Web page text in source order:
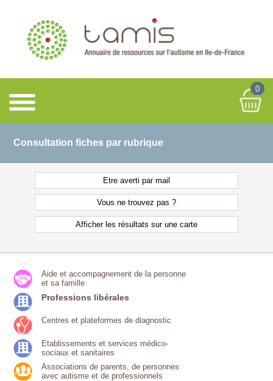
0
Consultation fiches par rubrique
Etre averti par mail
Vous ne trouvez pas ?
Afficher les résultats sur une carte
Aide et accompagnement de la personne
et sa famille
Professions libérales
Centres et plateformes de diagnostic
Etablissements et services médico-
sociaux et sanitaires
Associations de parents, de personnes
avec autisme et de professionnels